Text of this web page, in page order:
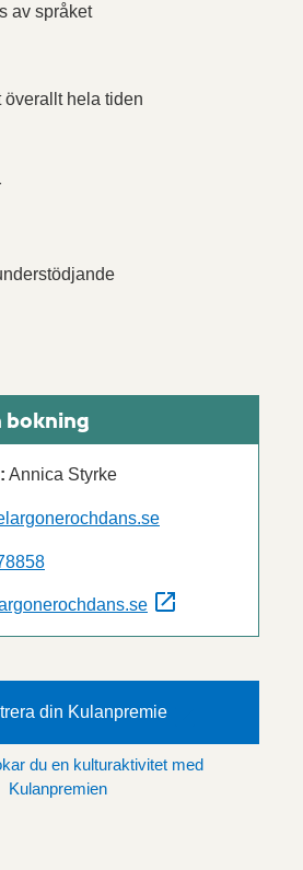
av språket
överallt hela tiden
bokning
Annica Styrke
din Kulanpremie
du en kulturaktivitet med
Kulanpremien